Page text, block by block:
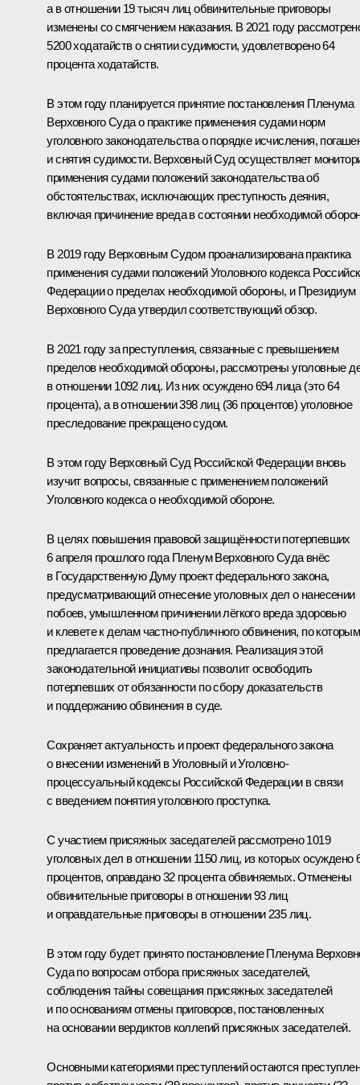
а в отношении 19 тысяч лиц обвинительные приговоры
изменены со смягчением наказания. В 2021 году
5200 ходатайств о снятии судимости, удовлетворено 64
процента ходатайств.
В этом году планируется принятие постановления Пленума
Верховного Суда о практике применения судами норм
уголовного законодательства о порядке исчисления,
и снятия судимости. Верховный Суд осуществляет
применения судами положений законодательства об
обстоятельствах, исключающих преступность деяния,
включая причинение вреда в состоянии необходимой
В 2019 году Верховным Судом проанализирована практика
применения судами положений Уголовного кодекса
Федерации о пределах необходимой обороны, и Президиум
Верховного Суда утвердил соответствующий обзор.
В 2021 году за преступления, связанные с превышением
пределов необходимой обороны, рассмотрены уголовные
в отношении 1092 лиц. Из них осуждено 694 лица (это 64
процента), а в отношении 398 лиц (36 процентов) уголовное
преследование прекращено судом.
В этом году Верховный Суд Российской Федерации вновь
изучит вопросы, связанные с применением положений
Уголовного кодекса о необходимой обороне.
В целях повышения правовой защищённости потерпевших
6 апреля прошлого года Пленум Верховного Суда внёс
в Государственную Думу проект федерального закона,
предусматривающий отнесение уголовных дел о нанесении
побоев, умышленном причинении лёгкого вреда здоровью
и клевете к делам частно-публичного обвинения, по которым
предлагается проведение дознания. Реализация этой
законодательной инициативы позволит освободить
потерпевших от обязанности по сбору доказательств
и поддержанию обвинения в суде.
Сохраняет актуальность и проект федерального закона
о внесении изменений в Уголовный и Уголовно-
процессуальный кодексы Российской Федерации в связи
с введением понятия уголовного проступка.
С участием присяжных заседателей рассмотрено 1019
уголовных дел в отношении 1150 лиц, из которых осуждено
процентов, оправдано 32 процента обвиняемых. Отменены
обвинительные приговоры в отношении 93 лиц
и оправдательные приговоры в отношении 235 лиц.
В этом году будет принято постановление Пленума
Суда по вопросам отбора присяжных заседателей,
соблюдения тайны совещания присяжных заседателей
и по основаниям отмены приговоров, постановленных
на основании вердиктов коллегий присяжных заседателей.
Основными категориями преступлений остаются